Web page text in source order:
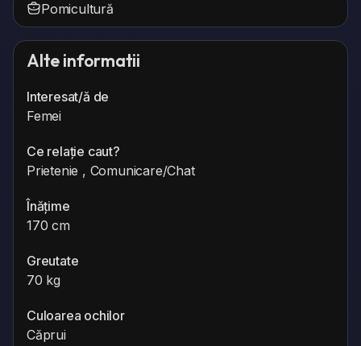
Pomicultură
Alte informatii
Interesat/ă de
Femei
Ce relație caut?
Prietenie , Comunicare/Chat
Înățime
170 cm
Greutate
70 kg
Culoarea ochilor
Căprui